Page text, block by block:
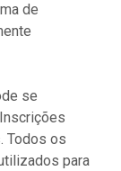
de
se
Todos os
para